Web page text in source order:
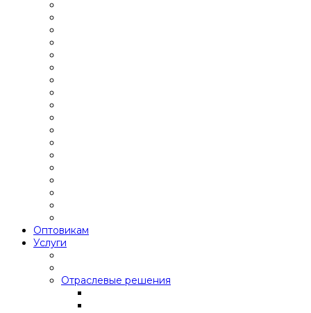
Оптовикам
Услуги
Отраслевые решения